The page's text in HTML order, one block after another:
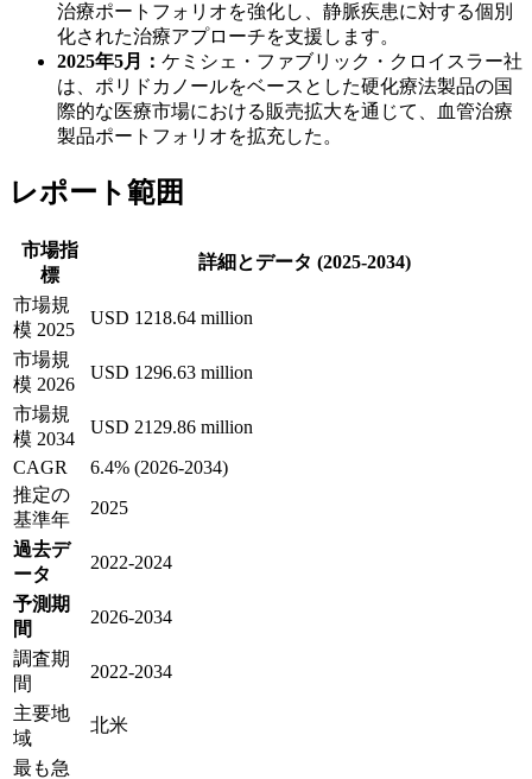
治療ポートフォリオを強化し、静脈疾患に対する個別
化された治療アプローチを支援します。
2025年5月： ケミシェ・ファブリック・クロイスラー社
は、ポリドカノールをベースとした硬化療法製品の国
際的な医療市場における販売拡大を通じて、血管治療
製品ポートフォリオを拡充した。
レポート範囲
市場指
標
詳細とデータ (2025-2034)
市場規
模 2025
USD 1218.64 million
市場規
模 2026
USD 1296.63 million
市場規
模 2034
USD 2129.86 million
CAGR
6.4% (2026-2034)
推定の
基準年
2025
過去デ
ータ
2022-2024
予測期
間
2026-2034
調査期
間
2022-2034
主要地
域
北米
最も急